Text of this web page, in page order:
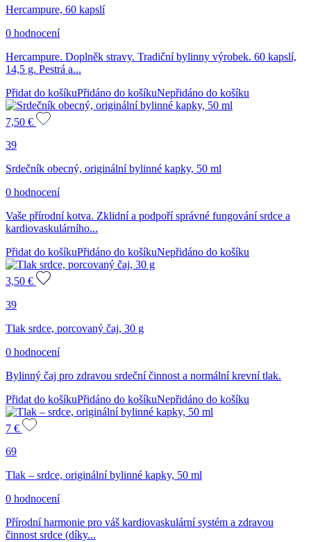
Hercampure, 60 kapslí
0 hodnocení
Hercampure. Doplněk stravy. Tradiční bylinny výrobek. 60 kapslí,
14,5 g. Pestrá a...
Přidat do košíkuPřidáno do košíkuNepřidáno do košíku
7,50 €
39
Srdečník obecný, originální bylinné kapky, 50 ml
0 hodnocení
Vaše přírodní kotva. Zklidní a podpoří správné fungování srdce a
kardiovaskulárního...
Přidat do košíkuPřidáno do košíkuNepřidáno do košíku
3,50 €
39
Tlak srdce, porcovaný čaj, 30 g
0 hodnocení
Bylinný čaj pro zdravou srdeční činnost a normální krevní tlak.
Přidat do košíkuPřidáno do košíkuNepřidáno do košíku
7 €
69
Tlak – srdce, originální bylinné kapky, 50 ml
0 hodnocení
Přírodní harmonie pro váš kardiovaskulární systém a zdravou
činnost srdce (díky...